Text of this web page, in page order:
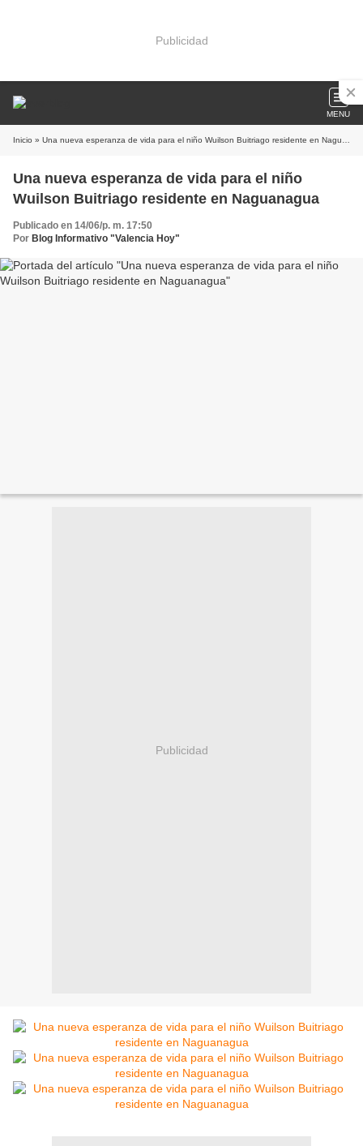
Publicidad
MENU
Inicio » Una nueva esperanza de vida para el niño Wuilson Buitriago residente en Naguanagua
Una nueva esperanza de vida para el niño
Wuilson Buitriago residente en Naguanagua
Publicado en 14/06/p. m. 17:50
Por Blog Informativo "Valencia Hoy"
Publicidad